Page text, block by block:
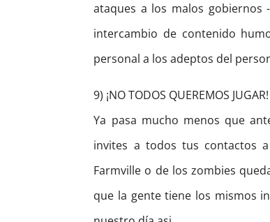
ataques a los malos gobiernos
intercambio de contenido
personal a los adeptos del
9) ¡NO TODOS QUEREMOS JUGAR!
Ya pasa mucho menos que
invites a todos tus contactos
Farmville o de los zombies
que la gente tiene los mismos